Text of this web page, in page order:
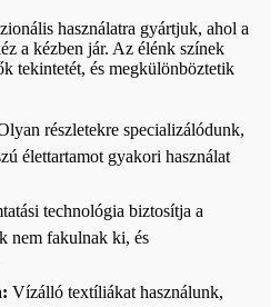
használatra gyártjuk, ahol a
a kézben jár. Az élénk színek
tekintetét, és megkülönböztetik
részletekre specializálódunk,
élettartamot gyakori használat
technológia biztosítja a
nem fakulnak ki, és
Vízálló textíliákat használunk,